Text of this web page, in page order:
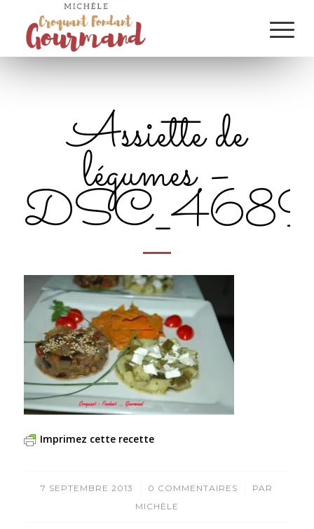
Assiette de
légumes –
Imprimez cette recette
7 SEPTEMBRE 2013
/ 0 COMMENTAIRES
/
PAR
MICHÈLE